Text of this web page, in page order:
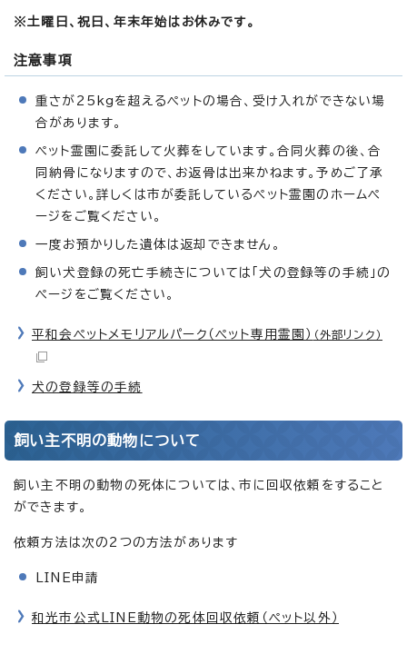
※土曜日、祝日、年末年始はお休みです。
注意事項
重さが25kgを超えるペットの場合、受け入れができない場
合があります。
ペット霊園に委託して火葬をしています。合同火葬の後、合
同納骨になりますので、お返骨は出来かねます。予めご了承
ください。詳しくは市が委託しているペット霊園のホームペ
ージをご覧ください。
一度お預かりした遺体は返却できません。
飼い犬登録の死亡手続きについては「犬の登録等の手続」の
ページをご覧ください。
平和会ペットメモリアルパーク（ペット専用霊園） （外部リンク）
犬の登録等の手続
飼い主不明の動物について
飼い主不明の動物の死体については、市に回収依頼をすること
ができます。
依頼方法は次の2つの方法があります
LINE申請
和光市公式LINE動物の死体回収依頼（ペット以外）